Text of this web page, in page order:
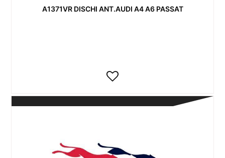
A1371VR DISCHI ANT.AUDI A4 A6 PASSAT